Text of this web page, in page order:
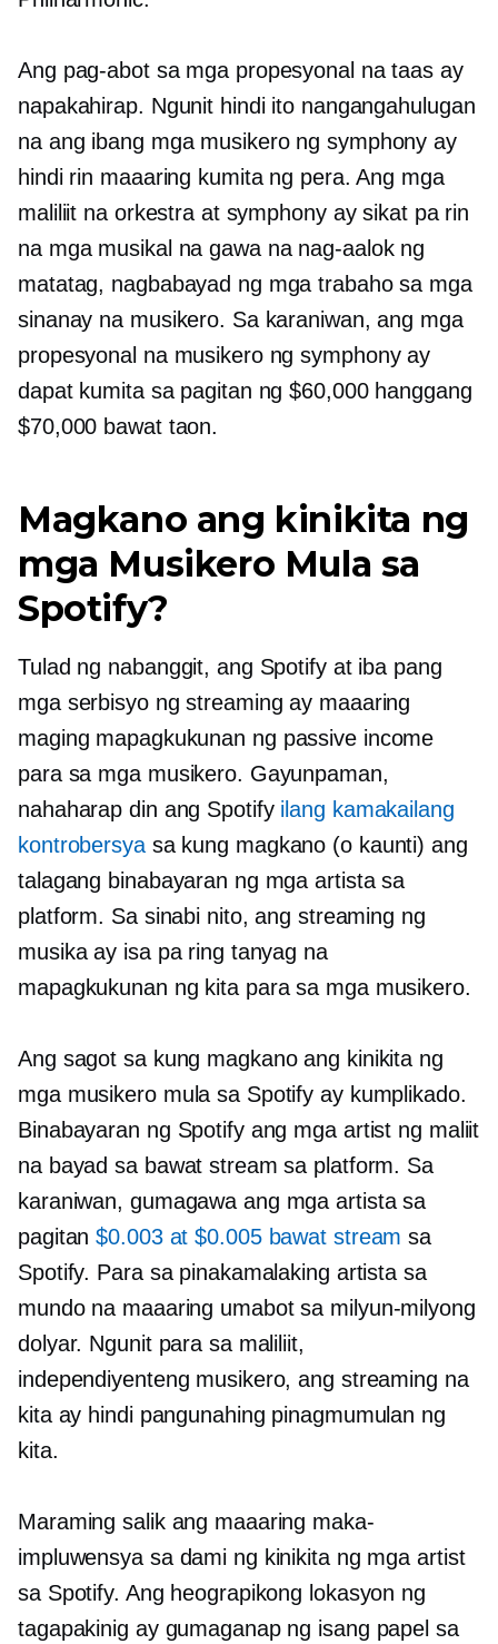
Ang pag-abot sa mga propesyonal na taas ay
napakahirap. Ngunit hindi ito nangangahulugan
na ang ibang mga musikero ng symphony ay
hindi rin maaaring kumita ng pera. Ang mga
maliliit na orkestra at symphony ay sikat pa rin
na mga musikal na gawa na nag-aalok ng
matatag, nagbabayad ng mga trabaho sa mga
sinanay na musikero. Sa karaniwan, ang mga
propesyonal na musikero ng symphony ay
dapat kumita sa pagitan ng $60,000 hanggang
$70,000 bawat taon.
Magkano ang kinikita ng
mga Musikero Mula sa
Spotify?
Tulad ng nabanggit, ang Spotify at iba pang
mga serbisyo ng streaming ay maaaring
maging mapagkukunan ng passive income
para sa mga musikero. Gayunpaman,
nahaharap din ang Spotify ilang kamakailang
kontrobersyasa kung magkano (o kaunti) ang
talagang binabayaran ng mga artista sa
platform. Sa sinabi nito, ang streaming ng
musika ay isa pa ring tanyag na
mapagkukunan ng kita para sa mga musikero.
Ang sagot sa kung magkano ang kinikita ng
mga musikero mula sa Spotify ay kumplikado.
Binabayaran ng Spotify ang mga artist ng maliit
na bayad sa bawat stream sa platform. Sa
karaniwan, gumagawa ang mga artista sa
pagitan$0.003 at $0.005 bawat stream sa
Spotify. Para sa pinakamalaking artista sa
mundo na maaaring umabot sa milyun-milyong
dolyar. Ngunit para sa maliliit,
independiyenteng musikero, ang streaming na
kita ay hindi pangunahing pinagmumulan ng
kita.
Maraming salik ang maaaring maka-
impluwensya sa dami ng kinikita ng mga artist
sa Spotify. Ang heograpikong lokasyon ng
tagapakinig ay gumaganap ng isang papel sa